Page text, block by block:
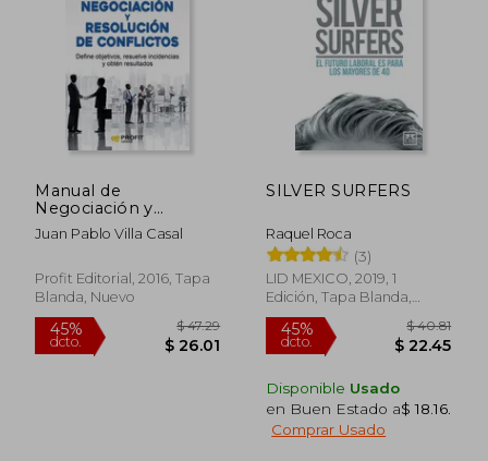
dcto.
Manual de
Negociación y
Resolución de
Conflictos: Define
Incidencias y Obtén
Resultados
Juan Pablo Villa Casal
Profit Editorial, 2016, Tapa
Blanda, Nuevo
SILVER SURFERS
Raquel Roca
(3)
LID MEXICO, 2019, 1
Edición, Tapa Blanda,
Nuevo
Disponible Usado
en Buen Estado a$ 18.16
Comprar Usado